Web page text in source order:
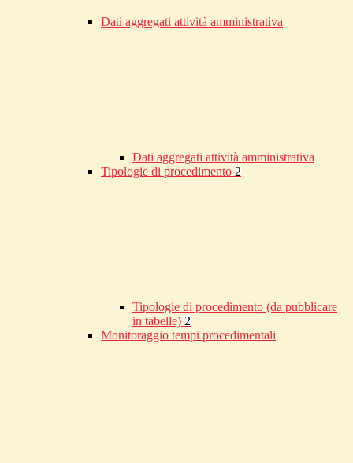
Dati aggregati attività amministrativa
Dati aggregati attività amministrativa
Tipologie di procedimento 2
Tipologie di procedimento (da pubblicare
in tabelle) 2
Monitoraggio tempi procedimentali